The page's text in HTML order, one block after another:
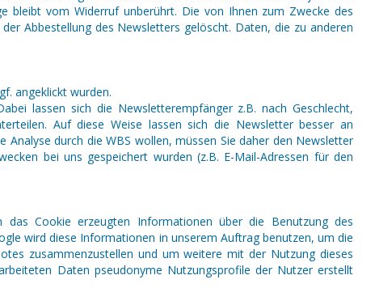
bleibt vom Widerruf unberührt. Die von Ihnen zum Zwecke des
Abbestellung des Newsletters gelöscht. Daten, die zu anderen
angeklickt wurden.
lassen sich die Newsletterempfänger z.B. nach Geschlecht,
Auf diese Weise lassen sich die Newsletter besser an
durch die WBS wollen, müssen Sie daher den Newsletter
bei uns gespeichert wurden (z.B. E-Mail-Adressen für den
das Cookie erzeugten Informationen über die Benutzung des
wird diese Informationen in unserem Auftrag benutzen, um die
zusammenzustellen und um weitere mit der Nutzung dieses
Daten pseudonyme Nutzungsprofile der Nutzer erstellt